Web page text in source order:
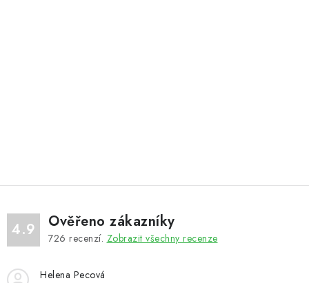
4.9 Ověřeno zákazníky
726 recenzí. Zobrazit všechny recenze
Helena Pecová